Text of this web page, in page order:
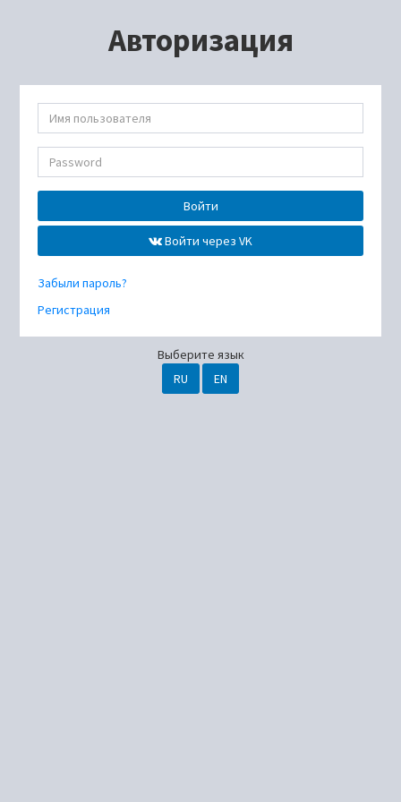
Авторизация
Войти
Войти через VK
Забыли пароль?
Регистрация
Выберите язык